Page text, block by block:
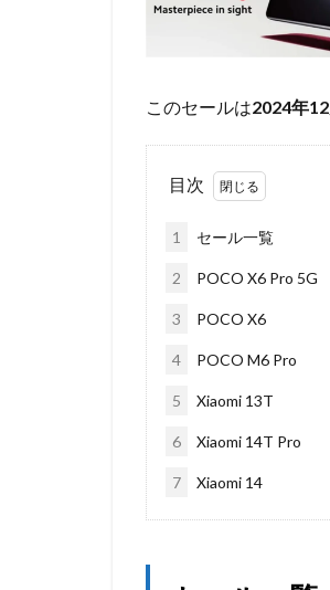
このセールは2024年12
目次
1 セール一覧
2 POCO X6 Pro 5G
3 POCO X6
4 POCO M6 Pro
5 Xiaomi 13T
6 Xiaomi 14T Pro
7 Xiaomi 14